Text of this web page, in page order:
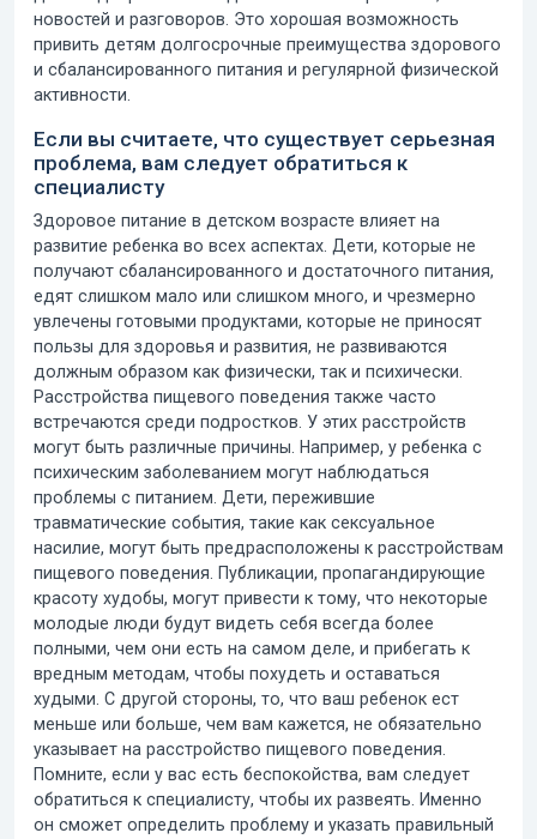
новостей и разговоров. Это хорошая возможность
привить детям долгосрочные преимущества здорового
и сбалансированного питания и регулярной физической
активности.
Если вы считаете, что существует серьезная
проблема, вам следует обратиться к
специалисту
Здоровое питание в детском возрасте влияет на
развитие ребенка во всех аспектах. Дети, которые не
получают сбалансированного и достаточного питания,
едят слишком мало или слишком много, и чрезмерно
увлечены готовыми продуктами, которые не приносят
пользы для здоровья и развития, не развиваются
должным образом как физически, так и психически.
Расстройства пищевого поведения также часто
встречаются среди подростков. У этих расстройств
могут быть различные причины. Например, у ребенка с
психическим заболеванием могут наблюдаться
проблемы с питанием. Дети, пережившие
травматические события, такие как сексуальное
насилие, могут быть предрасположены к расстройствам
пищевого поведения. Публикации, пропагандирующие
красоту худобы, могут привести к тому, что некоторые
молодые люди будут видеть себя всегда более
полными, чем они есть на самом деле, и прибегать к
вредным методам, чтобы похудеть и оставаться
худыми. С другой стороны, то, что ваш ребенок ест
меньше или больше, чем вам кажется, не обязательно
указывает на расстройство пищевого поведения.
Помните, если у вас есть беспокойства, вам следует
обратиться к специалисту, чтобы их развеять.
Именно
он сможет определить проблему и указать правильный